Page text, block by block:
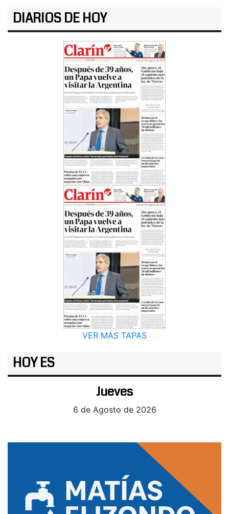
DIARIOS DE HOY
VER MÁS TAPAS
HOY ES
Jueves
6 de Agosto de 2026